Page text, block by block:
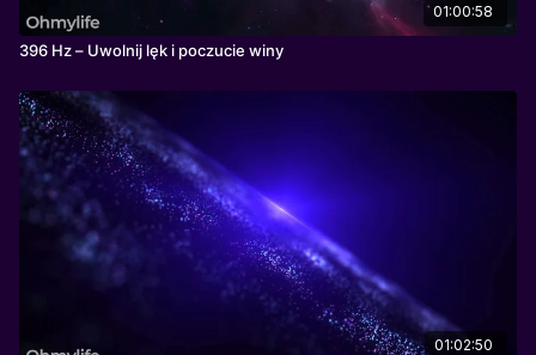
01:00:58
396 Hz – Uwolnij lęk i poczucie winy
01:02:50